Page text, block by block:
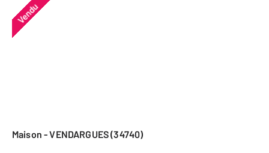
Vendu
Maison - VENDARGUES (34740)